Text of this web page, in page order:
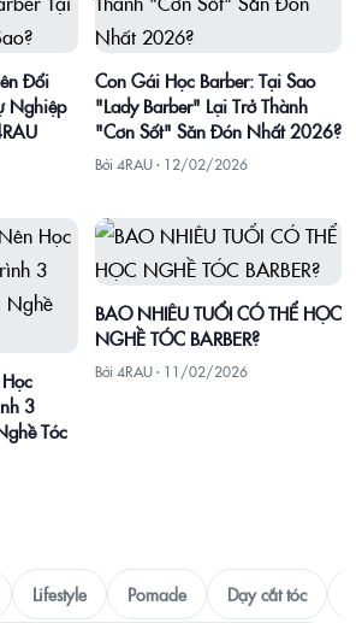
Đổi
Nghiệp
Con Gái Học Barber: Tại Sao
"Lady Barber" Lại Trở Thành
"Cơn Sốt" Săn Đón Nhất 2026?
Bởi 4RAU · 12/02/2026
3
Tóc
BAO NHIÊU TUỔI CÓ THỂ HỌC
NGHỀ TÓC BARBER?
Bởi 4RAU · 11/02/2026
Lifestyle Pomade Dạy cắt tóc